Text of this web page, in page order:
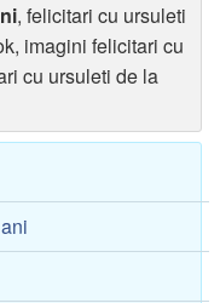
, felicitari cu ursuleti
imagini felicitari cu
cu ursuleti de la